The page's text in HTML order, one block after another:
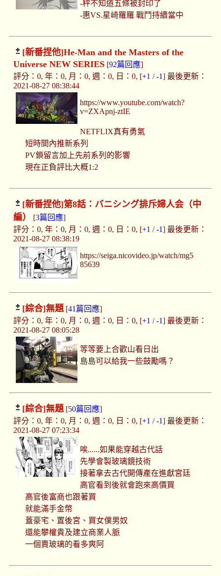
-秤不知道五條被封印了
-惠VS.星崎羅羅 戰鬥持續當中
[新番捏他]He-Man and the Masters of the
Universe NEW SERIES[92篇回應]
評分：0, 年：0, 月：0, 週：0, 日：0, [+1 /-1] 最後更新：
2021-08-27 08:38:44
https://www.youtube.com/watch?
v=ZXApnj-ztIE
NETFLIX真有勇氣
短時間內推新系列
PV鎖留言加上先前系列的影響
現在正負評比大概1:2
[新番捏他]第8話：バニシング排斥婦人会（中
編）
[3篇回應]
評分：0, 年：0, 月：0, 週：0, 日：0, [+1 /-1] 最後更新：
2021-08-27 08:38:19
https://seiga.nicovideo.jp/watch/mg5
85639
[綜合]無題[41篇回應]
評分：0, 年：0, 月：0, 週：0, 日：0, [+1 /-1] 最後更新：
2021-08-27 08:05:28
等等要上合歡山看日出
島島可以給我一些鼓勵嗎？
[綜合]無題[50篇回應]
評分：0, 年：0, 月：0, 週：0, 日：0, [+1 /-1] 最後更新：
2021-08-27 07:23:34
唉......如果能穿越古代話
先學會製玻璃鏡技術
接著拿去古代開傳產在進獻宮廷
高官看到後就會跑來高價買
高官後富商也跟著買
就能滿手金幣
蓋豪宅、置後宮、買女僕男奴
還能攀權貴及建立商業人脈
一個賣玻璃的看多爽阿